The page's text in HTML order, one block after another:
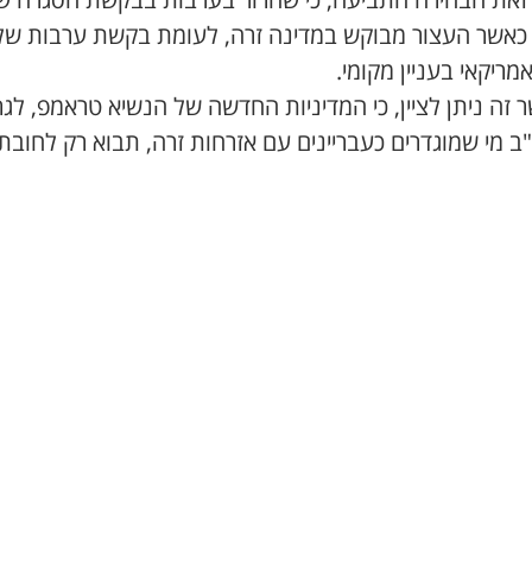
העצור מבוקש במדינה זרה, לעומת בקשת ערבות
בעניין מקומי.
זה ניתן לציין, כי המדיניות החדשה של הנשיא טראמפ,
מי שמוגדרים כעבריינים עם אזרחות זרה, תבוא רק